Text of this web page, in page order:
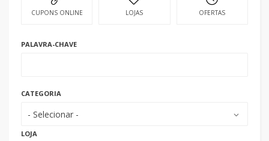
CUPONS ONLINE LOJAS OFERTAS
PALAVRA-CHAVE
CATEGORIA
- Selecionar -
LOJA